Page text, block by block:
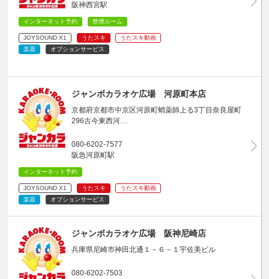
阪神西宮駅
インターネット予約 禁煙ルーム
JOYSOUND X1 うたスキ
うたスキ動画
楽器
オプションサービス
ジャンボカラオケ広場 河原町本店
京都府京都市中京区河原町蛸薬師上る3丁目奈良屋町
296古今東西河…
080-6202-7577
阪急河原町駅
インターネット予約
JOYSOUND X1 うたスキ
うたスキ動画
楽器
オプションサービス
ジャンボカラオケ広場 阪神尼崎店
兵庫県尼崎市神田北通１－６－１宇佐美ビル
080-6202-7503